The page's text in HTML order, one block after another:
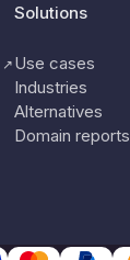
↗
Solutions
Use cases
Industries
Alternatives
Domain reports